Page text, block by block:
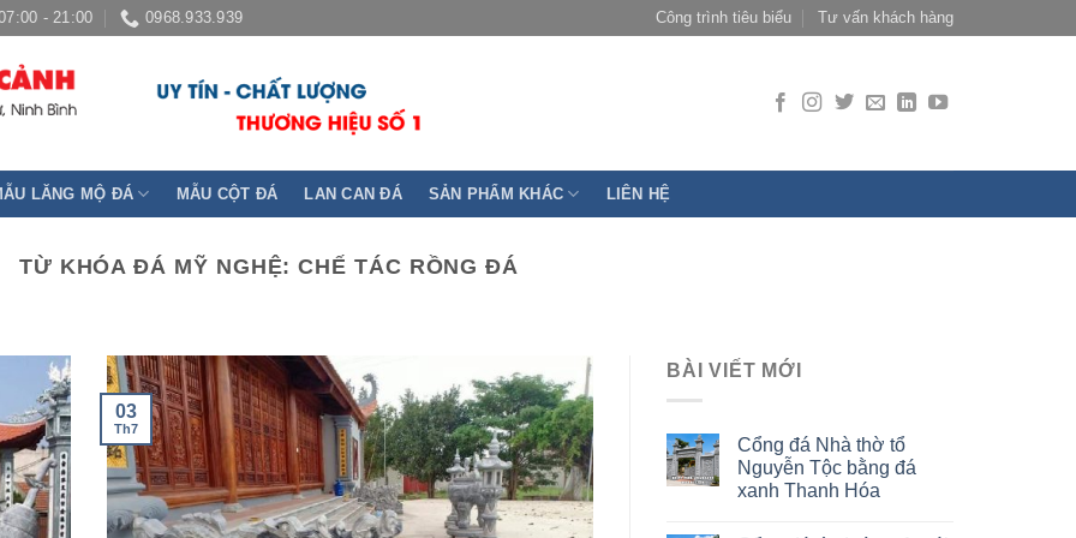
- 21:00 0968.933.939 Công trình tiêu biểu Tư vấn khách hàng
LĂNG MỘ ĐÁ MẪU CỘT ĐÁ LAN CAN ĐÁ SẢN PHẨM KHÁC LIÊN HỆ
TỪ KHÓA ĐÁ MỸ NGHỆ:CHẾ TÁC RỒNG ĐÁ
03
Th7
BÀI VIẾT MỚI
Cổng đá Nhà thờ tổ
Nguyễn Tộc bằng đá
xanh Thanh Hóa